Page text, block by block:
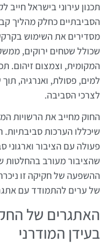
תכנון עירוני בישראל
הסביבתיים כחלק מהליך
מסדירים את השימוש
שכולל שטחים ירוקים,
המקומית, וצמצום זיהום.
למים, פסולת, ואנרגיה, תוך
לצרכי הסביבה.
החוק מחייב את הרשויות
שיכללו הערכות
פעולה עם הציבור
שהציבור מעורב בהחלטות
ההשפעה של חקיקה זו
של ערים להתמודד עם
האתגרים של
בעידן המודרני